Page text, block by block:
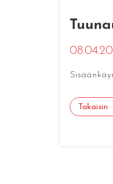
Takaisin